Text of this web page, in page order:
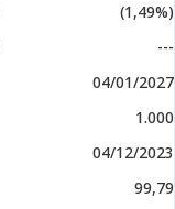
(1,49%)
---
04/01/2027
1.000
04/12/2023
99,79